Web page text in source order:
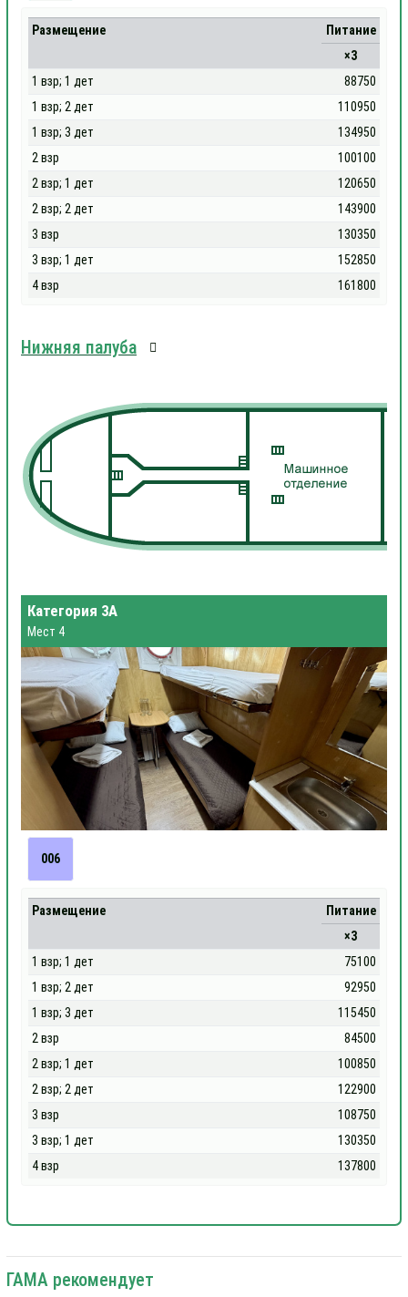
Размещение
Питание
×3
1 взр; 1 дет
88750
1 взр; 2 дет
110950
1 взр; 3 дет
134950
2 взр
100100
2 взр; 1 дет
120650
2 взр; 2 дет
143900
3 взр
130350
3 взр; 1 дет
152850
4 взр
161800
Нижняя палуба
Категория 3А
Мест 4
006
Размещение
Питание
×3
1 взр; 1 дет
75100
1 взр; 2 дет
92950
1 взр; 3 дет
115450
2 взр
84500
2 взр; 1 дет
100850
2 взр; 2 дет
122900
3 взр
108750
3 взр; 1 дет
130350
4 взр
137800
ГАМА рекомендует